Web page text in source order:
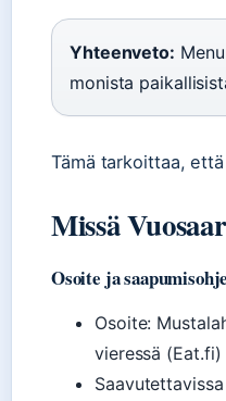
Yhteenveto:
monista
Tämä tarkoittaa,
Missä
Osoite ja
Osoite:
vieressä (Eat.fi)